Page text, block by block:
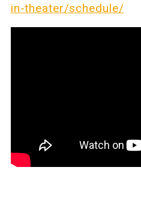
in-theater/schedule/